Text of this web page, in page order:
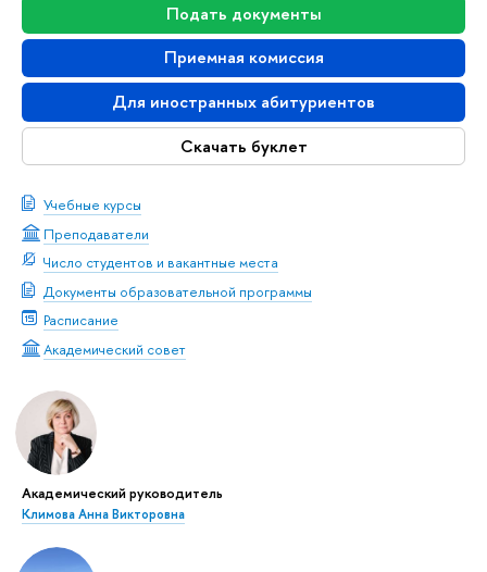
Подать документы
Приемная комиссия
Для иностранных абитуриентов
Скачать буклет
Учебные курсы
Преподаватели
Число студентов и вакантные места
Документы образовательной программы
Расписание
Академический совет
Академический руководитель
Климова Анна Викторовна